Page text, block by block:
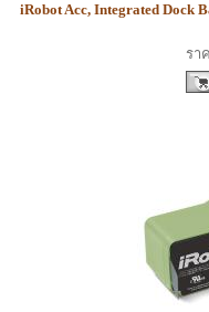
iRobot Acc, Integrated Dock
รา